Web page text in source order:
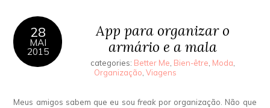
28
MAI
2015
App para organizar o
armário e a mala
categories: Better Me Bien-être Moda
Organização Viagens
Meus amigos sabem que eu sou freakpor organização. Não que